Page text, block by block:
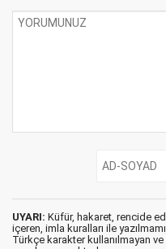
UYARI: Küfür, hakaret, rencide
içeren, imla kuralları ile
Türkçe karakter kullanılmayan